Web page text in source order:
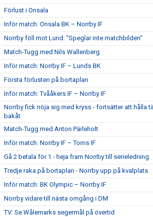
Förlust i Onsala
Inför match: Onsala BK – Norrby IF
Norrby föll mot Lund: "Speglar inte matchbilden"
Match-Tugg med Nils Wallenberg
Inför match: Norrby IF – Lunds BK
Första förlusten på bortaplan
Inför match: Tvååkers IF – Norrby IF
Norrby fick nöja sig med kryss - fortsätter att hålla
bakåt
Match-Tugg med Anton Pärleholt
Inför match: Norrby IF – Torns IF
Gå 2 betala för 1 - heja fram Norrby till serieledning
Tredje raka på bortaplan - Norrby upp på kvalplats
Inför match: BK Olympic – Norrby IF
Norrby vidare till nästa omgång i DM
TV: Se Wålemarks segermål på övertid